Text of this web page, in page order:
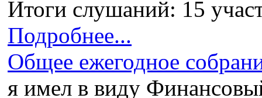
Итоги слушаний: 15
Подробнее...
Общее ежегодное
я имел в виду